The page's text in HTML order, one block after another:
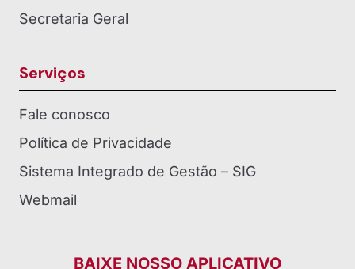
Secretaria Geral
Serviços
Fale conosco
Política de Privacidade
Sistema Integrado de Gestão – SIG
Webmail
BAIXE NOSSO APLICATIVO